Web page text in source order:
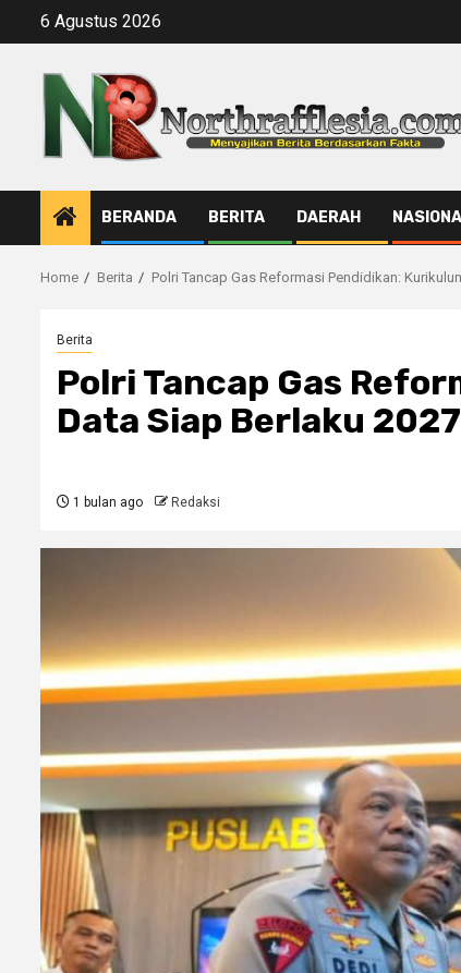
6 Agustus 2026
BERANDA BERITA DAERAH
Home Berita Polri Tancap Gas Reformasi Pendidikan:
Berita
Polri Tancap Gas
Data Siap Berlaku 2027
1 bulan ago Redaksi